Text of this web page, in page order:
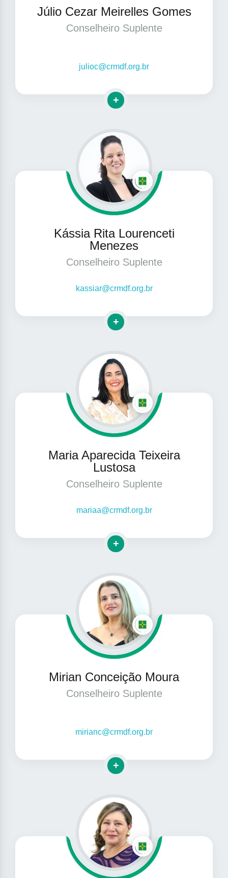
Júlio Cezar Meirelles Gomes
Conselheiro Suplente
julioc@crmdf.org.br
Clique para mais informações
Kássia Rita Lourenceti
Menezes
Conselheiro Suplente
kassiar@crmdf.org.br
Clique para mais informações
Maria Aparecida Teixeira
Lustosa
Conselheiro Suplente
mariaa@crmdf.org.br
Clique para mais informações
Mirian Conceição Moura
Conselheiro Suplente
mirianc@crmdf.org.br
Clique para mais informações